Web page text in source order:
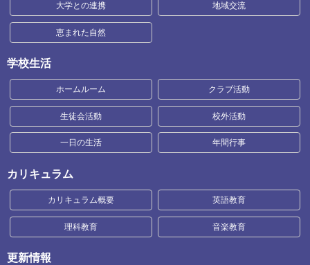
大学との連携 地域交流
恵まれた自然
学校生活
ホームルーム クラブ活動
生徒会活動 校外活動
一日の生活 年間行事
カリキュラム
カリキュラム概要 英語教育
理科教育 音楽教育
更新情報